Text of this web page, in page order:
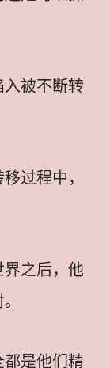
入被不断转
过程中，
界之后，他
都是他们精